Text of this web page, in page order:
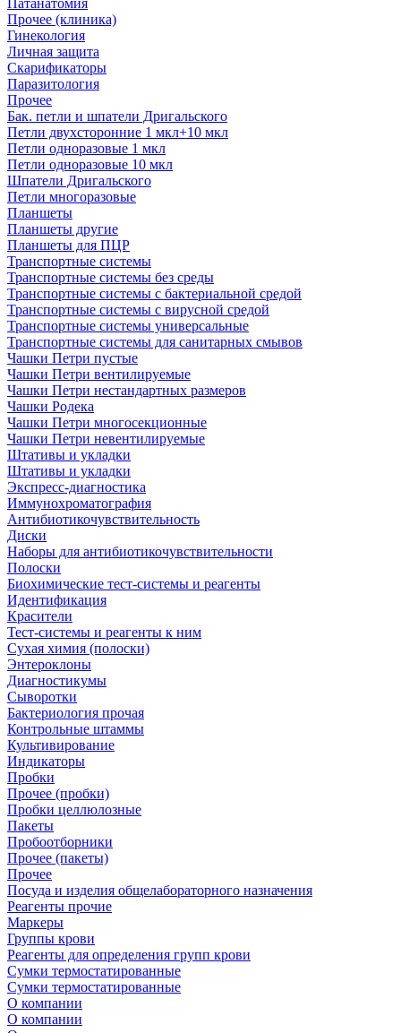
Патанатомия
Прочее (клиника)
Гинекология
Личная защита
Скарификаторы
Паразитология
Прочее
Бак. петли и шпатели Дригальского
Петли двухсторонние 1 мкл+10 мкл
Петли одноразовые 1 мкл
Петли одноразовые 10 мкл
Шпатели Дригальского
Петли многоразовые
Планшеты
Планшеты другие
Планшеты для ПЦР
Транспортные системы
Транспортные системы без среды
Транспортные системы с бактериальной средой
Транспортные системы с вирусной средой
Транспортные системы универсальные
Транспортные системы для санитарных смывов
Чашки Петри пустые
Чашки Петри вентилируемые
Чашки Петри нестандартных размеров
Чашки Родека
Чашки Петри многосекционные
Чашки Петри невентилируемые
Штативы и укладки
Штативы и укладки
Экспресс-диагностика
Иммунохроматография
Антибиотикочувствительность
Диски
Наборы для антибиотикочувствительности
Полоски
Биохимические тест-системы и реагенты
Идентификация
Красители
Тест-системы и реагенты к ним
Сухая химия (полоски)
Энтероклоны
Диагностикумы
Сыворотки
Бактериология прочая
Контрольные штаммы
Культивирование
Индикаторы
Пробки
Прочее (пробки)
Пробки целлюлозные
Пакеты
Пробоотборники
Прочее (пакеты)
Прочее
Посуда и изделия общелабораторного назначения
Реагенты прочие
Маркеры
Группы крови
Реагенты для определения групп крови
Сумки термостатированные
Сумки термостатированные
О компании
О компании